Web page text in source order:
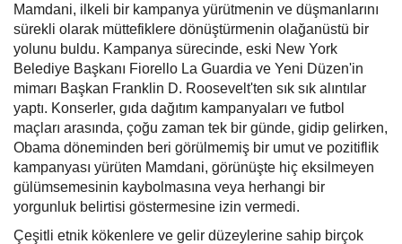
Mamdani, ilkeli bir kampanya yürütmenin ve düşmanlarını
sürekli olarak müttefiklere dönüştürmenin olağanüstü bir
yolunu buldu. Kampanya sürecinde, eski New York
Belediye Başkanı Fiorello La Guardia ve Yeni Düzen'in
mimarı Başkan Franklin D. Roosevelt'ten sık sık alıntılar
yaptı. Konserler, gıda dağıtım kampanyaları ve futbol
maçları arasında, çoğu zaman tek bir günde, gidip gelirken,
Obama döneminden beri görülmemiş bir umut ve pozitiflik
kampanyası yürüten Mamdani, görünüşte hiç eksilmeyen
gülümsemesinin kaybolmasına veya herhangi bir
yorgunluk belirtisi göstermesine izin vermedi.
Çeşitli etnik kökenlere ve gelir düzeylerine sahip birçok